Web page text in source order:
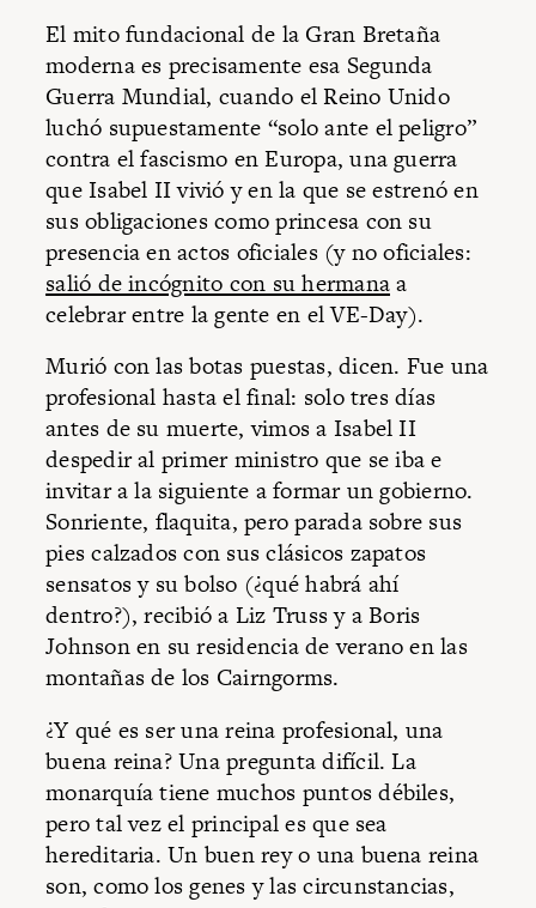
El mito fundacional de la Gran Bretaña
moderna es precisamente esa Segunda
Guerra Mundial, cuando el Reino Unido
luchó supuestamente “solo ante el peligro”
contra el fascismo en Europa, una guerra
que Isabel II vivió y en la que se estrenó en
sus obligaciones como princesa con su
presencia en actos oficiales (y no oficiales:
salió de incógnito con su hermanaa
celebrar entre la gente en el VE-Day).
Murió con las botas puestas, dicen. Fue una
profesional hasta el final: solo tres días
antes de su muerte, vimos a Isabel II
despedir al primer ministro que se iba e
invitar a la siguiente a formar un gobierno.
Sonriente, flaquita, pero parada sobre sus
pies calzados con sus clásicos zapatos
sensatos y su bolso (¿qué habrá ahí
dentro?), recibió a Liz Truss y a Boris
Johnson en su residencia de verano en las
montañas de los Cairngorms.
¿Y qué es ser una reina profesional, una
buena reina? Una pregunta difícil. La
monarquía tiene muchos puntos débiles,
pero tal vez el principal es que sea
hereditaria. Un buen rey o una buena reina
son, como los genes y las circunstancias,